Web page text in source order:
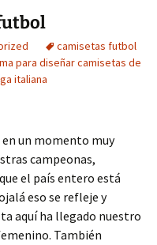
camisetas futbol
para diseñar camisetas de
italiana
un momento muy
campeonas,
el país entero está
eso se refleje y
aquí ha llegado nuestro
También